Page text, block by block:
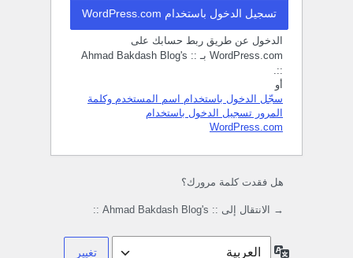
تسجيل الدخول باستخدام WordPress.com
الدخول عن طريق ربط حسابك على
WordPress.com بـ :: Ahmad Bakdash Blog's
::.
أو
سجّل الدخول باستخدام اسم المستخدم وكلمة
المرور تسجيل الدخول باستخدام
WordPress.com
هل فقدت كلمة مرورك؟
→ الانتقال إلى :: Ahmad Bakdash Blog's ::
اللغة